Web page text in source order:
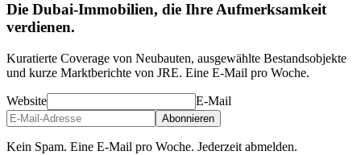
Die Dubai-Immobilien, die Ihre Aufmerksamkeit
verdienen.
Kuratierte Coverage von Neubauten, ausgewählte Bestandsobjekte
und kurze Marktberichte von JRE. Eine E-Mail pro Woche.
Website E-Mail
Abonnieren
Kein Spam. Eine E-Mail pro Woche. Jederzeit abmelden.